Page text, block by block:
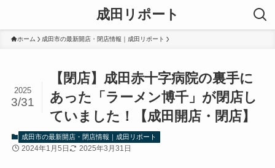
成田リポート
ホーム 成田市の最新開店・閉店情報｜成田リポート
【閉店】成田赤十字病院の裏手に
あった「ラーメン博千」が閉店し
ていました！【成田開店・閉店】
2025
3/31
成田市の最新開店・閉店情報｜成田リポート
2024年1月5日 2025年3月31日